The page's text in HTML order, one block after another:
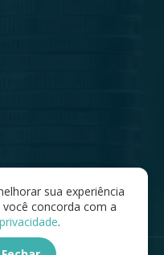
sua experiência
concorda com a
.